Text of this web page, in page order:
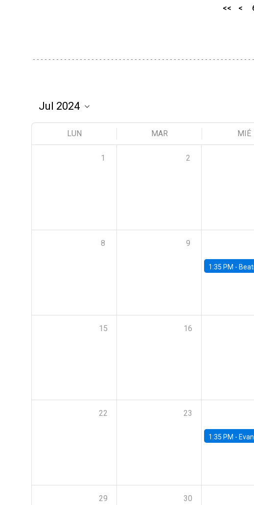
<< <
LUN MAR MIÉ
1 2
8 9
1:35 PM - Beatriz Ahumada, PhD
15 16
22 23
1:35 PM - Evan Munro, Neyman Visiting
29 30